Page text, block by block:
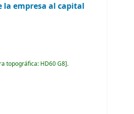
la empresa al capital
topográfica: HD60 G8 .